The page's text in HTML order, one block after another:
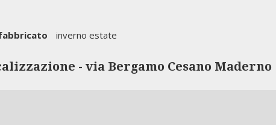
inverno estate
- via Bergamo Cesano Maderno